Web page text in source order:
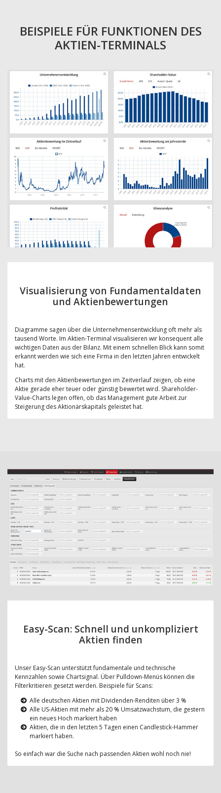
BEISPIELE FÜR FUNKTIONEN DES
AKTIEN-TERMINALS
Visualisierung von Fundamentaldaten
und Aktienbewertungen
Diagramme sagen über die Unternehmensentwicklung oft mehr als
tausend Worte. Im Aktien-Terminal visualisieren wir konsequent alle
wichtigen Daten aus der Bilanz. Mit einem schnellen Blick kann somit
erkannt werden wie sich eine Firma in den letzten Jahren entwickelt
hat.
Charts mit den Aktienbewertungen im Zeitverlauf zeigen, ob eine
Aktie gerade eher teuer oder günstig bewertet wird. Shareholder-
Value-Charts legen offen, ob das Management gute Arbeit zur
Steigerung des Aktionärskapitals geleistet hat.
Easy-Scan: Schnell und unkompliziert
Aktien finden
Unser Easy-Scan unterstützt fundamentale und technische
Kennzahlen sowie Chartsignal. Über Pulldown-Menüs können die
Filterkritieren gesetzt werden. Beispiele für Scans:
Alle deutschen Aktien mit Dividenden-Renditen über 3 %
Alle US-Aktien mit mehr als 20 % Umsatzwachstum, die gestern
ein neues Hoch markiert haben
Aktien, die in den letzten 5 Tagen einen Candlestick-Hammer
markiert haben.
So einfach war die Suche nach passenden Aktien wohl noch nie!